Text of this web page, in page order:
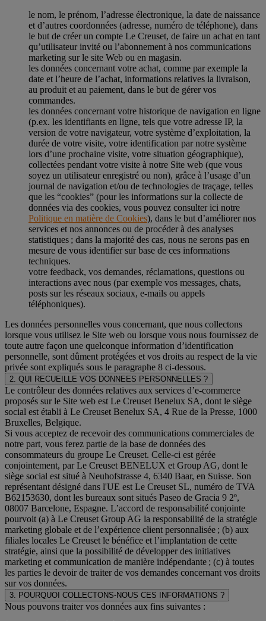
le nom, le prénom, l’adresse électronique, la date de naissance
et d’autres coordonnées (adresse, numéro de téléphone), dans
le but de créer un compte Le Creuset, de faire un achat en tant
qu’utilisateur invité ou l’abonnement à nos communications
marketing sur le site Web ou en magasin.
les données concernant votre achat, comme par exemple la
date et l’heure de l’achat, informations relatives la livraison,
au produit et au paiement, dans le but de gérer vos
commandes.
les données concernant votre historique de navigation en ligne
(p.ex. les identifiants en ligne, tels que votre adresse IP, la
version de votre navigateur, votre système d’exploitation, la
durée de votre visite, votre identification par notre système
lors d’une prochaine visite, votre situation géographique),
collectées pendant votre visite à notre Site web (que vous
soyez un utilisateur enregistré ou non), grâce à l’usage d’un
journal de navigation et/ou de technologies de traçage, telles
que les “cookies” (pour les informations sur la collecte de
données via des cookies, vous pouvez consulter ici notre
Politique en matière de Cookies), dans le but d’améliorer nos
services et nos annonces ou de procéder à des analyses
statistiques ; dans la majorité des cas, nous ne serons pas en
mesure de vous identifier sur base de ces informations
techniques.
votre feedback, vos demandes, réclamations, questions ou
interactions avec nous (par exemple vos messages, chats,
posts sur les réseaux sociaux, e-mails ou appels
téléphoniques).
Les données personnelles vous concernant, que nous collectons
lorsque vous utilisez le Site web ou lorsque vous nous fournissez de
toute autre façon une quelconque information d’identification
personnelle, sont dûment protégées et vos droits au respect de la vie
privée sont expliqués sous le paragraphe 8 ci-dessous.
2. QUI RECUEILLE VOS DONNEES PERSONNELLES ?
Le contrôleur des données relatives aux services d’e-commerce
proposés sur le Site web est Le Creuset Benelux SA, dont le siège
social est établi à Le Creuset Benelux SA, 4 Rue de la Presse, 1000
Bruxelles, Belgique.
Si vous acceptez de recevoir des communications commerciales de
notre part, vous ferez partie de la base de données des
consommateurs du groupe Le Creuset. Celle-ci est gérée
conjointement, par Le Creuset BENELUX et Group AG, dont le
siège social est situé à Neuhofstrasse 4, 6340 Baar, en Suisse. Son
représentant désigné dans l'UE est Le Creuset SL, numéro de TVA
B62153630, dont les bureaux sont situés Paseo de Gracia 9 2º,
08007 Barcelone, Espagne. L’accord de responsabilité conjointe
pourvoit (a) à Le Creuset Group AG la responsabilité de la stratégie
marketing globale et de l’expérience client personnalisée ; (b) aux
filiales locales Le Creuset le bénéfice et l’implantation de cette
stratégie, ainsi que la possibilité de développer des initiatives
marketing et communication de manière indépendante ; (c) à toutes
les parties le devoir de traiter de vos demandes concernant vos droits
sur vos données.
3. POURQUOI COLLECTONS-NOUS CES INFORMATIONS ?
Nous pouvons traiter vos données aux fins suivantes :